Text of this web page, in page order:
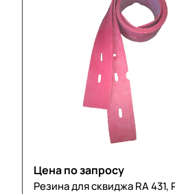
Цена по запросу
Резина для сквиджа RA 431,